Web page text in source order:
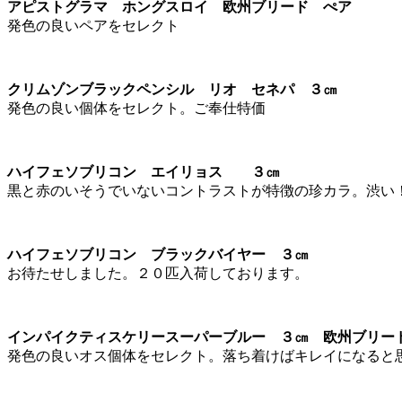
アピストグラマ ホングスロイ 欧州ブリード ぺア
発色の良いペアをセレクト
クリムゾンブラックペンシル リオ セネパ ３㎝
発色の良い個体をセレクト。ご奉仕特価
ハイフェソブリコン エイリョス ３㎝
黒と赤のいそうでいないコントラストが特徴の珍カラ。渋い！
ハイフェソブリコン ブラックバイヤー ３㎝
お待たせしました。２０匹入荷しております。
インパイクティスケリースーパーブルー ３㎝ 欧州ブリー
発色の良いオス個体をセレクト。落ち着けばキレイになると